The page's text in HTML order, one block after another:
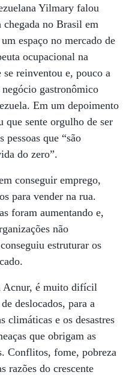
Yilmary falou
no Brasil em
espaço no mercado de
ocupacional na
reinventou e, pouco a
gastronômico
Em um depoimento
sente orgulho de ser
pessoas que “são
do zero”.
conseguir emprego,
para vender na rua.
foram aumentando e,
não
estruturar os
Acnur, é muito difícil
deslocados, para a
climáticas e os desastres
que obrigam as
Conflitos, fome, pobreza
razões do crescente